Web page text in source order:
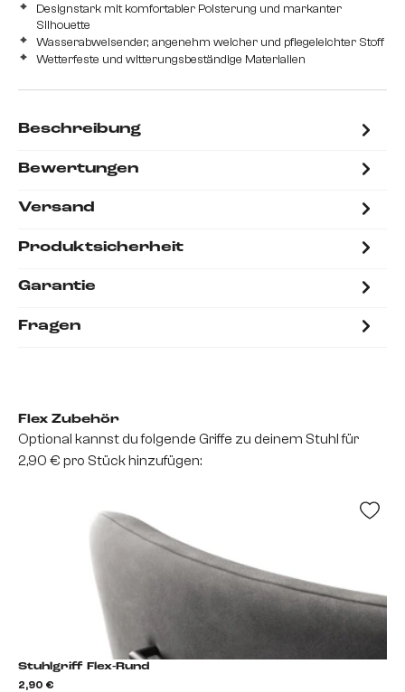
Designstark mit komfortabler Polsterung und markanter
Silhouette
Wasserabweisender, angenehm weicher und pflegeleichter Stoff
Wetterfeste und witterungsbeständige Materialien
Beschreibung
Bewertungen
Versand
Produktsicherheit
Garantie
Fragen
Flex Zubehör
Optional kannst du folgende Griffe zu deinem Stuhl für
2,90 € pro Stück hinzufügen:
Stuhlgriff Flex-Rund
2,90 €